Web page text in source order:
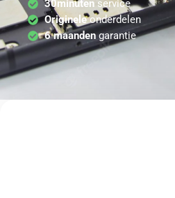
30minutenservice
Origineleonderdelen
6 maandengarantie